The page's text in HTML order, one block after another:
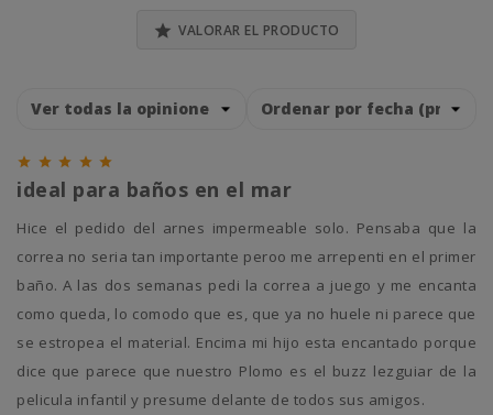
 VALORAR EL PRODUCTO
    
ideal para baños en el mar
Hice el pedido del arnes impermeable solo. Pensaba que la
correa no seria tan importante peroo me arrepenti en el primer
baño. A las dos semanas pedi la correa a juego y me encanta
como queda, lo comodo que es, que ya no huele ni parece que
se estropea el material. Encima mi hijo esta encantado porque
dice que parece que nuestro Plomo es el buzz lezguiar de la
pelicula infantil y presume delante de todos sus amigos.